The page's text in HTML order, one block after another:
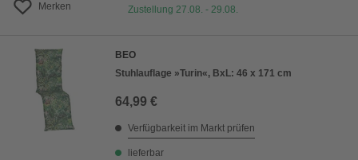
Merken
Zustellung 27.08. - 29.08.
BEO
Stuhlauflage »Turin«, BxL: 46 x 171 cm
64,99 €
Verfügbarkeit im Markt prüfen
lieferbar